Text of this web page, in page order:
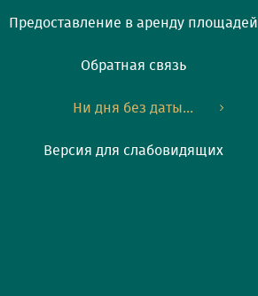
Предоставление в аренду площадей
Обратная связь
Ни дня без даты...
Версия для слабовидящих